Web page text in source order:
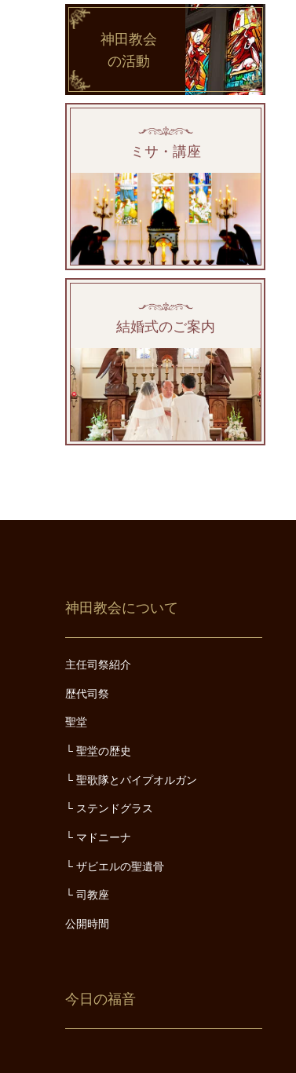
神田教会
の活動
ミサ・講座
結婚式のご案内
神田教会について
主任司祭紹介
歴代司祭
聖堂
聖堂の歴史
聖歌隊とパイプオルガン
ステンドグラス
マドニーナ
ザビエルの聖遺骨
司教座
公開時間
今日の福音